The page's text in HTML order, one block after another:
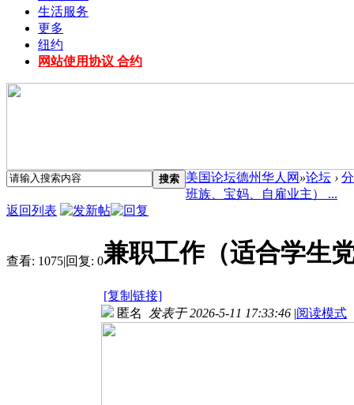
生活服务
更多
纽约
网站使用协议 合约
搜索 美国论坛德州华人网 »论坛 ›
班族、宝妈、自雇业主） ...
返回列表
查看: 1075|回复: 0兼职工作（适合学生
[复制链接]
匿名 发表于 2026-5-11 17:33:46 |阅读模式